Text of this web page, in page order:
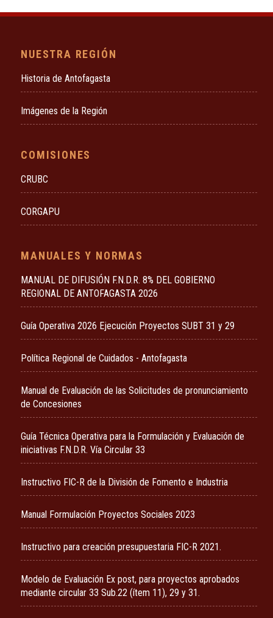
NUESTRA REGIÓN
Historia de Antofagasta
Imágenes de la Región
COMISIONES
CRUBC
CORGAPU
MANUALES Y NORMAS
MANUAL DE DIFUSIÓN F.N.D.R. 8% DEL GOBIERNO
REGIONAL DE ANTOFAGASTA 2026
Guía Operativa 2026 Ejecución Proyectos SUBT 31 y 29
Política Regional de Cuidados - Antofagasta
Manual de Evaluación de las Solicitudes de pronunciamiento
de Concesiones
Guía Técnica Operativa para la Formulación y Evaluación de
iniciativas F.N.D.R. Vía Circular 33
Instructivo FIC-R de la División de Fomento e Industria
Manual Formulación Proyectos Sociales 2023
Instructivo para creación presupuestaria FIC-R 2021.
Modelo de Evaluación Ex post, para proyectos aprobados
mediante circular 33 Sub.22 (ítem 11), 29 y 31.